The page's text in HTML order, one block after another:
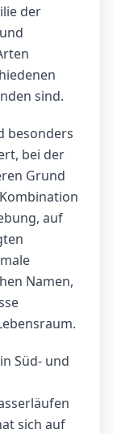
der
sind.
besonders
bei der
Grund
auf
Namen,
Süd- und
sich auf